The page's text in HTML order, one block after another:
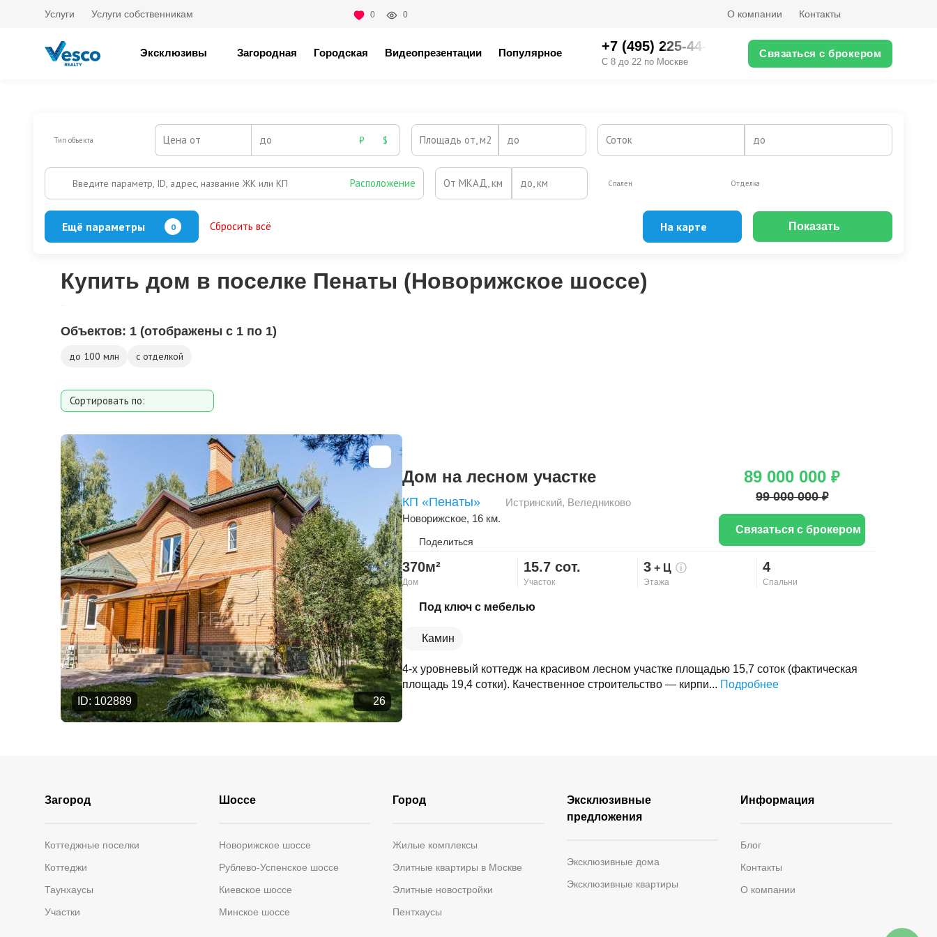
Услуги Услуги собственникам 0 0 О компании Контакты
Эксклюзивы Загородная Городская Видеопрезентации Популярное +7 (495) 225-44-XX
С 8 до 22 по Москве
Связаться с брокером
Тип объекта Цена от до ₽ $ Площадь от, м2 до Соток до
Введите параметр, ID, адрес, название ЖК или КП Расположение От МКАД, км до, км Спален Отделка
Ещё параметры 0 Сбросить всё На карте Показать
Купить дом в поселке Пенаты (Новорижское шоссе)
Объектов: 1 (отображены с 1 по 1)
до 100 млн с отделкой
Сортировать по:
Площади участка
Расстоянию от МКАД
Дате добавления
Цене
ID: 102889 26
Дом на лесном участке
КП «Пенаты» Истринский, Веледниково
Новорижское, 16 км.
Поделиться
Скопировать ссылку
370м²
Дом
15.7 сот.
Участок
3+ Ц ⓘ
Этажа
4
Спальни
Под ключ с мебелью
Камин
4-х уровневый коттедж на красивом лесном участке площадью 15,7 соток (фактическая
площадь 19,4 сотки). Качественное строительство — кирпи... Подробнее
89 000 000 ₽
99 000 000 ₽
Связаться с брокером
Загород
Коттеджные поселки
Коттеджи
Таунхаусы
Участки
Шоссе
Новорижское шоссе
Рублево-Успенское шоссе
Киевское шоссе
Минское шоссе
Город
Жилые комплексы
Элитные квартиры в Москве
Элитные новостройки
Пентхаусы
Эксклюзивные
предложения
Эксклюзивные дома
Эксклюзивные квартиры
Информация
Блог
Контакты
О компании